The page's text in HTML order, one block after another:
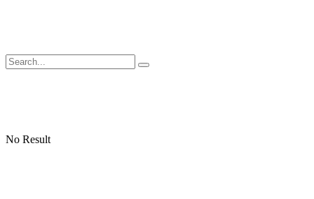
No Result